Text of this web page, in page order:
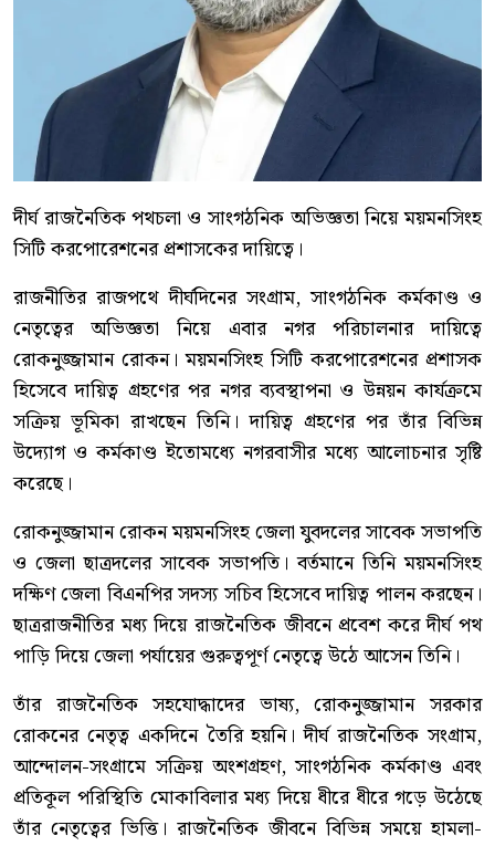
দীর্ঘ রাজনৈতিক পথচলা ও সাংগঠনিক অভিজ্ঞতা নিয়ে ময়মনসিংহ
সিটি করপোরেশনের প্রশাসকের দায়িত্বে।
রাজনীতির রাজপথে দীর্ঘদিনের সংগ্রাম, সাংগঠনিক কর্মকাণ্ড ও
নেতৃত্বের অভিজ্ঞতা নিয়ে এবার নগর পরিচালনার দায়িত্বে
রোকনুজ্জামান রোকন। ময়মনসিংহ সিটি করপোরেশনের প্রশাসক
হিসেবে দায়িত্ব গ্রহণের পর নগর ব্যবস্থাপনা ও উন্নয়ন কার্যক্রমে
সক্রিয় ভূমিকা রাখছেন তিনি। দায়িত্ব গ্রহণের পর তাঁর বিভিন্ন
উদ্যোগ ও কর্মকাণ্ড ইতোমধ্যে নগরবাসীর মধ্যে আলোচনার সৃষ্টি
করেছে।
রোকনুজ্জামান রোকন ময়মনসিংহ জেলা যুবদলের সাবেক সভাপতি
ও জেলা ছাত্রদলের সাবেক সভাপতি। বর্তমানে তিনি ময়মনসিংহ
দক্ষিণ জেলা বিএনপির সদস্য সচিব হিসেবে দায়িত্ব পালন করছেন।
ছাত্ররাজনীতির মধ্য দিয়ে রাজনৈতিক জীবনে প্রবেশ করে দীর্ঘ পথ
পাড়ি দিয়ে জেলা পর্যায়ের গুরুত্বপূর্ণ নেতৃত্বে উঠে আসেন তিনি।
তাঁর রাজনৈতিক সহযোদ্ধাদের ভাষ্য, রোকনুজ্জামান সরকার
রোকনের নেতৃত্ব একদিনে তৈরি হয়নি। দীর্ঘ রাজনৈতিক সংগ্রাম,
আন্দোলন-সংগ্রামে সক্রিয় অংশগ্রহণ, সাংগঠনিক কর্মকাণ্ড এবং
প্রতিকূল পরিস্থিতি মোকাবিলার মধ্য দিয়ে ধীরে ধীরে গড়ে উঠেছে
তাঁর নেতৃত্বের ভিত্তি। রাজনৈতিক জীবনে বিভিন্ন সময়ে হামলা-